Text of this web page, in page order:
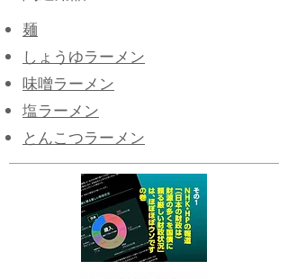
麺
しょうゆラーメン
味噌ラーメン
塩ラーメン
とんこつラーメン